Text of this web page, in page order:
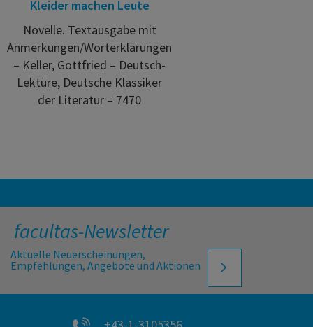
Kleider machen Leute
Novelle. Textausgabe mit
Anmerkungen/Worterklärungen
– Keller, Gottfried – Deutsch-
Lektüre, Deutsche Klassiker
der Literatur – 7470
facultas-Newsletter
Aktuelle Neuerscheinungen,
Empfehlungen, Angebote und Aktionen